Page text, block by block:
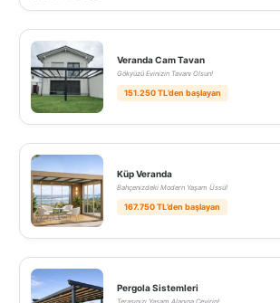
Veranda Cam Tavan
Gökyüzü Evinizin Tavanı Olsun!
151.250 TL’den başlayan
Küp Veranda
Bahçenizdeki Modern Yaşam Üssü!
167.750 TL’den başlayan
Pergola Sistemleri